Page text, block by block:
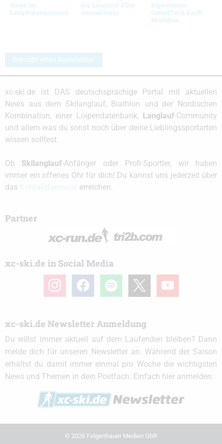
Siege im
Langdistanzrennen
die Langlauf-Elite
einmal mehr
Eigentümer
ConsilTech kauft
Madshus
Schreibe einen Kommentar
xc-ski.de ist DAS deutschsprachige Portal mit aktuellen
News aus dem Skilanglauf, Biathlon und der Nordischen
Kombination, einer Loipendatenbank, Langlauf-Community
und allem was du sonst noch über deine Lieblingssportarten
wissen solltest.
Ob Skilanglauf-Anfänger oder Profi-Sportler, wir haben
immer ein offenes Ohr für dich! Du kannst uns jederzeit über
das
erreichen.
Partner
xc-ski.de in Social Media
instagramfacebook spotify youtube
xc-ski.de Newsletter Anmeldung
Du willst immer aktuell auf dem Laufenden bleiben? Dann
melde dich für unseren Newsletter an. Während der Saison
erhältst du damit immer einmal pro Woche die wichtigsten
News und Themen in dein Postfach. Einfach hier anmelden:
© 2026 Felgenhauer Medien GbR